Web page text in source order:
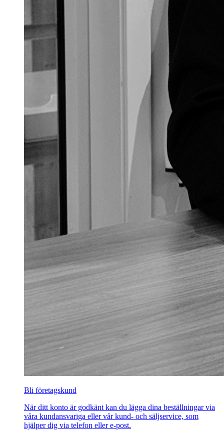
Bli företagskund
När ditt konto är godkänt kan du lägga dina beställningar via
våra kundansvariga eller vår kund- och säljservice, som
hjälper dig via telefon eller e-post.